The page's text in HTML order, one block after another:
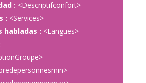
: <Descriptifconfort>
: <Services>
habladas : <Langues>